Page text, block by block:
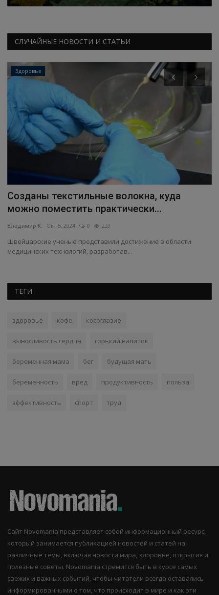
СЛУЧАЙНЫЕ НОВОСТИ И СТАТЬИ
Здоровье
Созданы текстильные волокна, куда
можно поместить практически...
Владимир К. Окт 5, 2024 0 229
Швейцарские ученые представили достижение в области
медицинских технологий, разработав...
ТЕГИ
здоровье кофе косоглазие
выносливость сердца горький напиток
беременная мама бег будущая мать
беременность вред продуктивность польза
эффективность спорт труд
Сайт Novomania представляет собой информационный ресурс,
который занимается публикацией новостей и статей на
различные темы, включая новости мира, здоровье, открытия и
полезные советы. Novomania стремится быть в курсе самых
свежих и важных событий, чтобы читатели всегда оставались
информированными о том, что происходит в мире и как эти